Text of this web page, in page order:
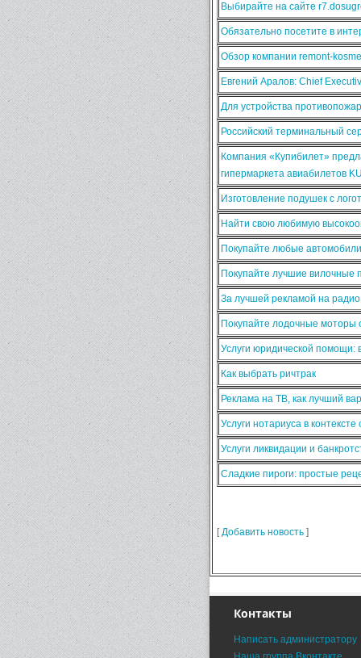
Выбирайте на сайте
Обязательно посетите в
Обзор компании remont-
Евгений Аралов: Chief
Для устройства
Российский терминальный
Компания «Купибилет»
гипермаркета авиабилетов
Изготовление подушек с
Найти свою любимую
Покупайте любые
Покупайте лучшие вилочные
За лучшей рекламой на
Покупайте лодочные моторы
Услуги юридической
Как выбрать ричтрак
Реклама на ТВ, как лучший
Услуги нотариуса в
Услуги ликвидации и
Сладкие пироги: простые
[Добавить новость ]
Контакты
Написать администратору